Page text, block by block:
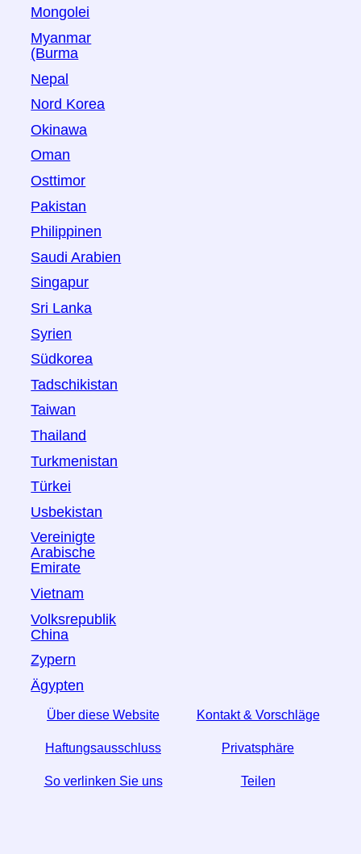
Mongolei
Myanmar
(Burma
Nepal
Nord Korea
Okinawa
Oman
Osttimor
Pakistan
Philippinen
Saudi Arabien
Singapur
Sri Lanka
Syrien
Südkorea
Tadschikistan
Taiwan
Thailand
Turkmenistan
Türkei
Usbekistan
Vereinigte
Arabische
Emirate
Vietnam
Volksrepublik
China
Zypern
Ägypten
Über diese Website Kontakt & Vorschläge
Haftungsausschluss Privatsphäre
So verlinken Sie uns Teilen